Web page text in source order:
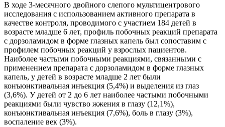
В ходе 3-месячного двойного слепого мультицентрового
исследования с использованием активного препарата в
качестве контроля, проводимого с участием 184 детей в
возрасте младше 6 лет, профиль побочных реакций препарата
с дорзоламидом в форме глазных капель был сопоставим с
профилем побочных реакций у взрослых пациентов.
Наиболее частыми побочными реакциями, связанными с
применением препарата с дорзоламидом в форме глазных
капель, у детей в возрасте младше 2 лет были
конъюнктивальная инъекция (5,4%) и выделения из глаз
(3,6%). У детей от 2 до 6 лет наиболее частыми побочными
реакциями были чувство жжения в глазу (12,1%),
конъюнктивальная инъекция (7,6%), боль в глазу (3%),
воспаление век (3%).